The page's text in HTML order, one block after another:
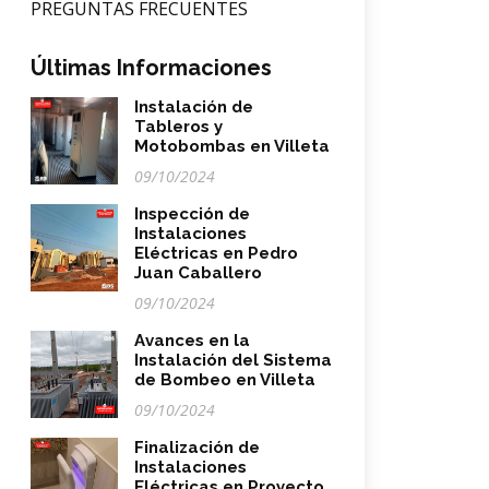
PREGUNTAS FRECUENTES
Últimas Informaciones
Instalación de
Tableros y
Motobombas en Villeta
09/10/2024
Inspección de
Instalaciones
Eléctricas en Pedro
Juan Caballero
09/10/2024
Avances en la
Instalación del Sistema
de Bombeo en Villeta
09/10/2024
Finalización de
Instalaciones